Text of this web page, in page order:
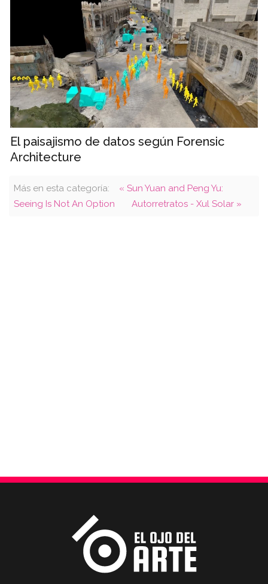
El paisajismo de datos según Forensic
Architecture
Más en esta categoría:
« Sun Yuan and Peng Yu:
Seeing Is Not An Option
Autorretratos - Xul Solar »